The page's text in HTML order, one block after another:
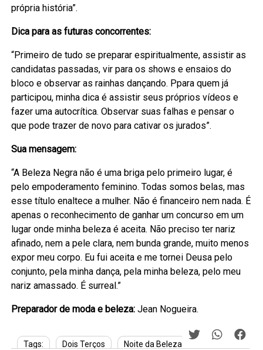
própria história”.
Dica para as futuras concorrentes:
“Primeiro de tudo se preparar espiritualmente, assistir as
candidatas passadas, vir para os shows e ensaios do
bloco e observar as rainhas dançando. Ppara quem já
participou, minha dica é assistir seus próprios vídeos e
fazer uma autocrítica. Observar suas falhas e pensar o
que pode trazer de novo para cativar os jurados”.
Sua mensagem:
“A Beleza Negra não é uma briga pelo primeiro lugar, é
pelo empoderamento feminino. Todas somos belas, mas
esse título enaltece a mulher. Não é financeiro nem nada. É
apenas o reconhecimento de ganhar um concurso em um
lugar onde minha beleza é aceita. Não preciso ter nariz
afinado, nem a pele clara, nem bunda grande, muito menos
expor meu corpo. Eu fui aceita e me tornei Deusa pelo
conjunto, pela minha dança, pela minha beleza, pelo meu
nariz amassado. É surreal.”
Preparador de moda e beleza: Jean Nogueira.
Tags: Dois Terços
Noite da Beleza